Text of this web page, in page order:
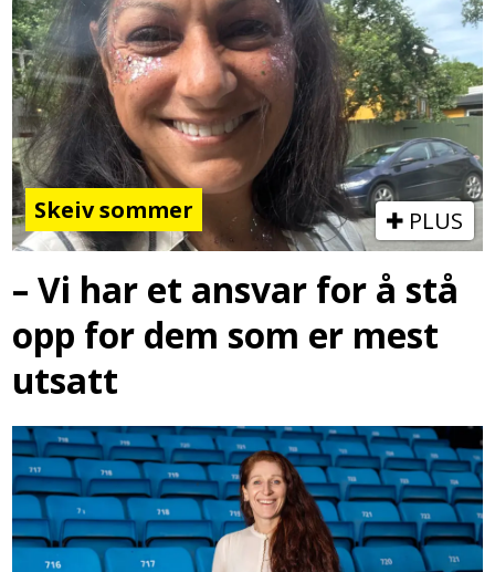
Skeiv sommer PLUS
– Vi har et ansvar for å stå
opp for dem som er mest
utsatt